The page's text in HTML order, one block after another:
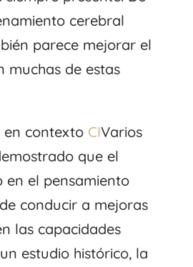
cerebral
parece mejorar el
muchas de estas
en contexto CIVarios
que el
en el pensamiento
conducir a mejoras
las capacidades
estudio histórico, la